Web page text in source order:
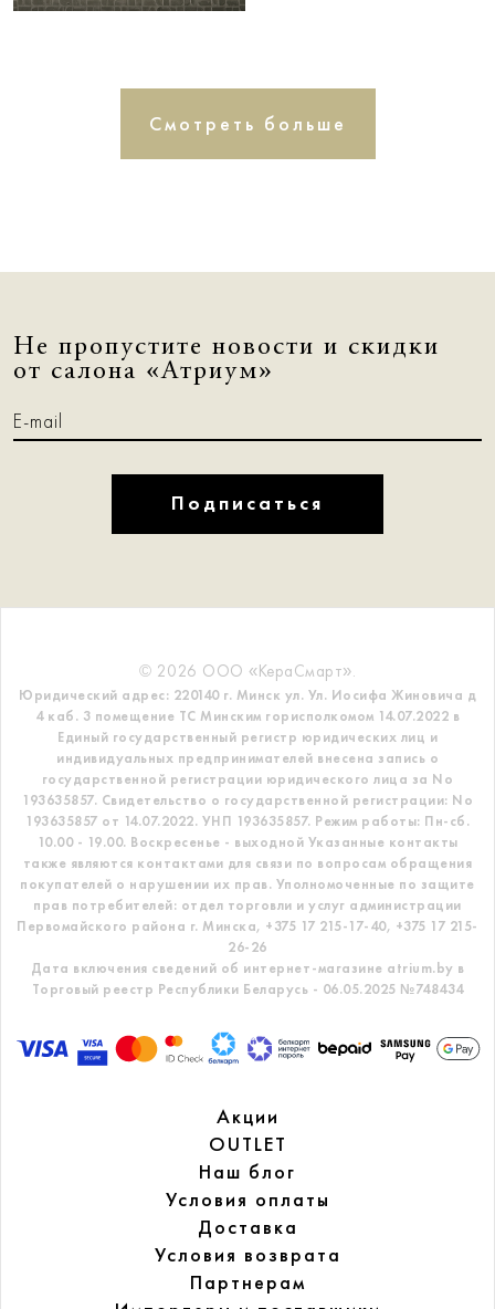
Смотреть больше
Не пропустите новости и скидки
от салона «Атриум»
Подписаться
© 2026 ООО «КераСмарт».
Юридический адрес: 220140 г. Минск ул. Ул. Иосифа Жиновича д
4 каб. 3 помещение ТС Минским горисполкомом 14.07.2022 в
Единый государственный регистр юридических лиц и
индивидуальных предпринимателей внесена запись о
государственной регистрации юридического лица за No
193635857. Свидетельство о государственной регистрации: No
193635857 от 14.07.2022. УНП 193635857. Режим работы: Пн-сб.
10.00 - 19.00. Воскресенье - выходной Указанные контакты
также являются контактами для связи по вопросам обращения
покупателей о нарушении их прав. Уполномоченные по защите
прав потребителей: отдел торговли и услуг администрации
Первомайского района г. Минска, +375 17 215-17-40, +375 17 215-
26-26
Дата включения сведений об интернет-магазине atrium.by в
Торговый реестр Республики Беларусь - 06.05.2025 №748434
Акции
OUTLET
Наш блог
Условия оплаты
Доставка
Условия возврата
Партнерам